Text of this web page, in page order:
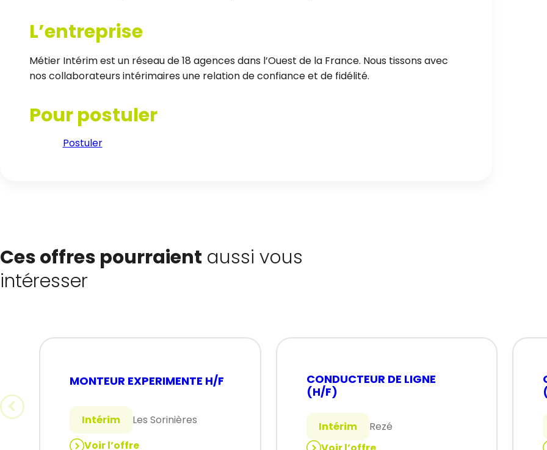
L’entreprise
Métier Intérim est un réseau de 18 agences dans l’Ouest de la France. Nous tissons avec
nos collaborateurs intérimaires une relation de confiance et de fidélité.
Pour postuler
Postuler
Ces offres pourraient aussi vous
intéresser
MONTEUR EXPERIMENTE H/F
Intérim
Les Sorinières
Voir l’offre
CONDUCTEUR DE LIGNE
(H/F)
Intérim
Rezé